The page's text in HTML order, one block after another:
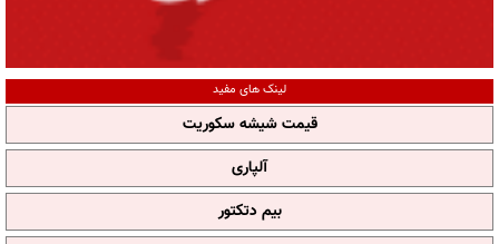
لینک های مفید
قیمت شیشه سکوریت
آلپاری
بیم دتکتور